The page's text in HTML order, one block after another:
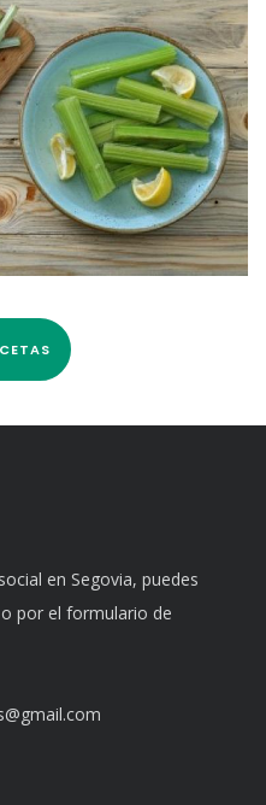
en Segovia, puedes
por el formulario de